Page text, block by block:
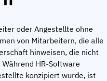
oder Angestellte ohne
von Mitarbeitern, die alle
hinweisen, die nicht
HR-Software
konzipiert wurde, ist